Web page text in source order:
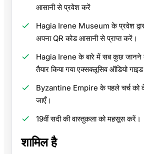
आसानी से प्रवेश करें
Hagia Irene Museum के प्रवेश
अपना QR कोड आसानी से प्राप्त करें।
Hagia Irene के बारे में सब कुछ जानने
तैयार किया गया एक्सक्लूसिव ऑडियो
Byzantine Empire के पहले चर्च को
जाएँ।
19वीं सदी की वास्तुकला को महसूस करें।
शामिल है